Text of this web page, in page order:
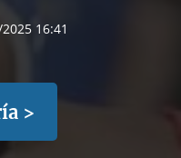
16:41
>